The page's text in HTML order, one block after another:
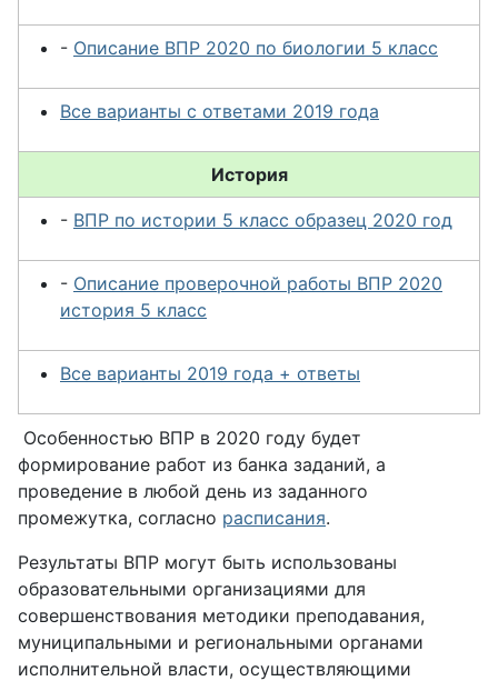
- Описание ВПР 2020 по биологии 5 класс
Все варианты с ответами 2019 года
История
- ВПР по истории 5 класс образец 2020 год
- Описание проверочной работы ВПР 2020
история 5 класс
Все варианты 2019 года + ответы
Особенностью ВПР в 2020 году будет
формирование работ из банка заданий, а
проведение в любой день из заданного
промежутка, согласно расписания.
Результаты ВПР могут быть использованы
образовательными организациями для
совершенствования методики преподавания,
муниципальными и региональными органами
исполнительной власти, осуществляющими